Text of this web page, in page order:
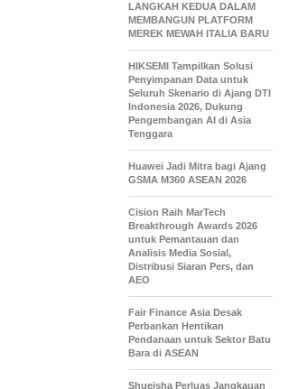
LANGKAH KEDUA DALAM
MEMBANGUN PLATFORM
MEREK MEWAH ITALIA BARU
HIKSEMI Tampilkan Solusi
Penyimpanan Data untuk
Seluruh Skenario di Ajang DTI
Indonesia 2026, Dukung
Pengembangan AI di Asia
Tenggara
Huawei Jadi Mitra bagi Ajang
GSMA M360 ASEAN 2026
Cision Raih MarTech
Breakthrough Awards 2026
untuk Pemantauan dan
Analisis Media Sosial,
Distribusi Siaran Pers, dan
AEO
Fair Finance Asia Desak
Perbankan Hentikan
Pendanaan untuk Sektor Batu
Bara di ASEAN
Shueisha Perluas Jangkauan